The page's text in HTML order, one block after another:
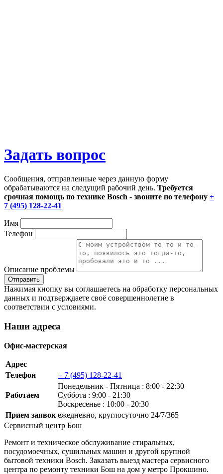
Задать вопрос
Сообщения, отправленные через данную форму
обрабатываются на следущий рабочий день. Требуется
срочная помощь по технике Bosch - звоните по телефону +
7 (495) 128-22-41
Имя
Телефон
Описание проблемы
Нажимая кнопку вы соглашаетесь на обработку персональных
данных и подтверждаете своё совершеннолетие в
соответствии с условиями.
Наши адреса
Офис-мастерская
Адрес
Телефон
+ 7 (495) 128-22-41
Работаем
Понедельник ‐ Пятница : 8:00 - 22:30
Суббота : 9:00 - 21:30
Воскресенье : 10:00 - 20:30
Прием заявок ежедневно, круглосуточно 24/7/365
Сервисный центр Бош
Ремонт и техническое обслуживание стиральных,
посудомоечных, сушильных машин и другой крупной
бытовой техники Bosch. Заказать выезд мастера сервисного
центра по ремонту техники Бош на дом у метро Прокшино.